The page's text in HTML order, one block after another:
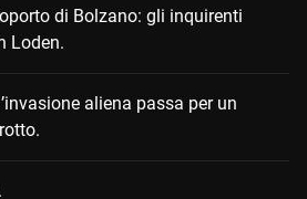
di Bolzano: gli inquirenti
Loden.
aliena passa per un